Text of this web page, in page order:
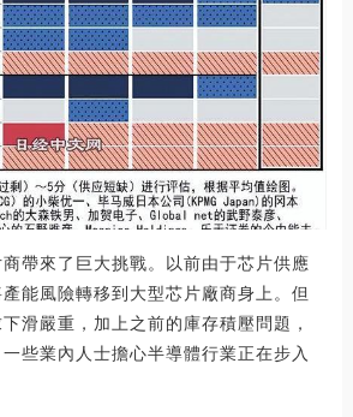
帶來了巨大挑戰。以前由于芯片供應
能風險轉移到大型芯片廠商身上。但
滑嚴重，加上之前的庫存積壓問題，
些業內人士擔心半導體行業正在步入